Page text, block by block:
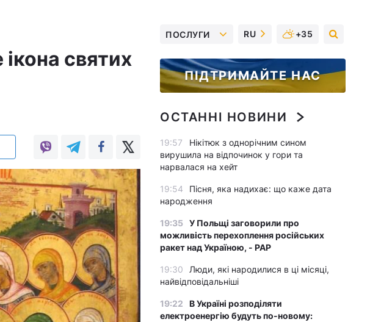
святих
ПОСЛУГИ RU +35
ПІДТРИМАЙТЕ НАС
ОСТАННІ НОВИНИ
19:57
Нікітюк з однорічним сином
вирушила на відпочинок у гори та
нарвалася на хейт
19:54
Пісня, яка надихає: що каже дата
народження
19:35 У Польщі заговорили про
можливість перехоплення російських
ракет над Україною, - PAP
19:30
Люди, які народилися в ці місяці,
найвідповідальніші
19:22
В Україні розподіляти
електроенергію будуть по-новому: